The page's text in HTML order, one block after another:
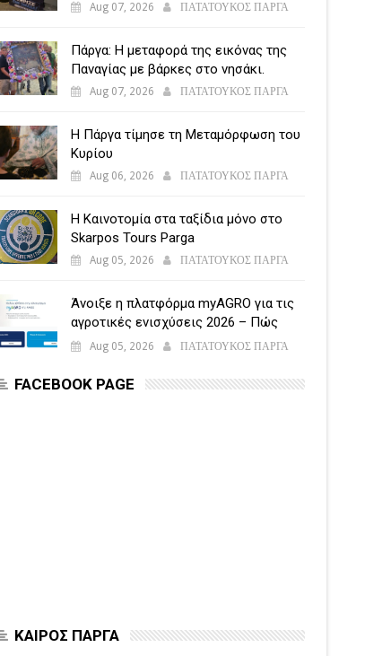
Aug 07, 2026 ΠΑΤΑΤΟΥΚΟΣ ΠΑΡΓΑ
Πάργα: Η μεταφορά της εικόνας της
Παναγίας με βάρκες στο νησάκι.
Aug 07, 2026 ΠΑΤΑΤΟΥΚΟΣ ΠΑΡΓΑ
Η Πάργα τίμησε τη Μεταμόρφωση του
Κυρίου
Aug 06, 2026 ΠΑΤΑΤΟΥΚΟΣ ΠΑΡΓΑ
Η Καινοτομία στα ταξίδια μόνο στο
Skarpos Tours Parga
Aug 05, 2026 ΠΑΤΑΤΟΥΚΟΣ ΠΑΡΓΑ
Άνοιξε η πλατφόρμα myAGRO για τις
αγροτικές ενισχύσεις 2026 – Πώς
υποβάλλεται η Ενιαία Αίτηση
Aug 05, 2026 ΠΑΤΑΤΟΥΚΟΣ ΠΑΡΓΑ
FACEBOOK PAGE
ΚΑΙΡΟΣ ΠΑΡΓΑ